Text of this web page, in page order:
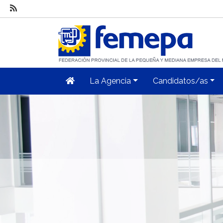
La Agencia Candidatos/as